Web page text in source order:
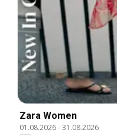
Zara Women
01.08.2026-31.08.2026